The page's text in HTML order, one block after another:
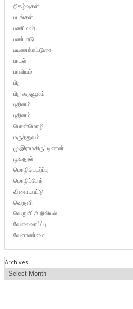
நிகழ்வுகள்
படங்கள்
பணிமலர்
பண்பாடு
பயணக்கட்டுரை
பாடல்
பாவியம்
பிற
பிற கருவூலம்
புதினம்
புதினம்
பொன்மொழி
மருத்துவம்
மு.இராமகிருட்டிணன்
முகநூல்
மொழிபெயர்ப்பு
மொழிப்போர்
விளையாட்டு
வெருளி
வெருளி அறிவியல்
வேலைவாய்ப்பு
வேளாண்மை
Archives